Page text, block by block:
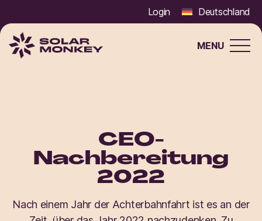
Login Deutschland
Solar
MENU
CEO-
Nachbereitung
2022
Nach einem Jahr der Achterbahnfahrt ist es an der